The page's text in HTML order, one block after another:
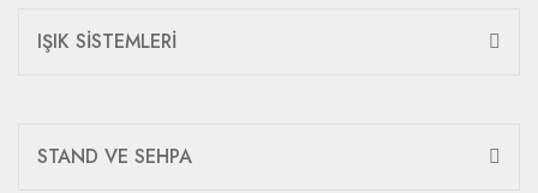
IŞIK SİSTEMLERİ
STAND VE SEHPA